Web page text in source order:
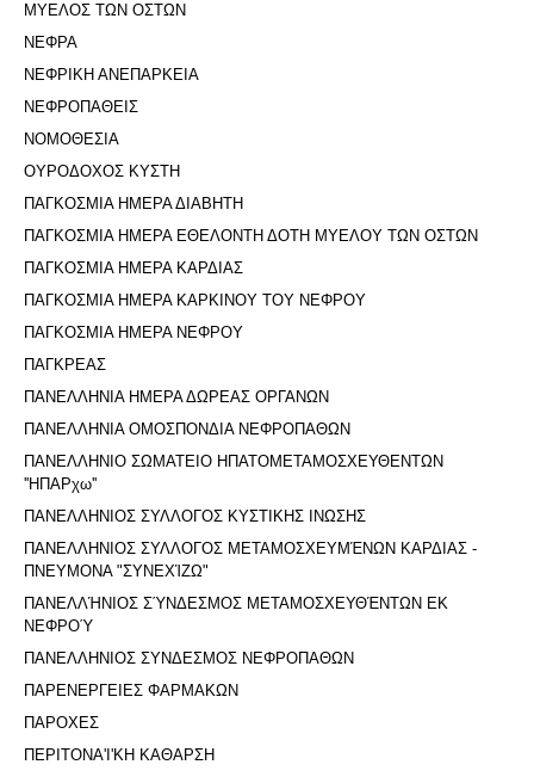
ΜΥΕΛΟΣ ΤΩΝ ΟΣΤΩΝ
ΝΕΦΡΑ
ΝΕΦΡΙΚΗ ΑΝΕΠΑΡΚΕΙΑ
ΝΕΦΡΟΠΑΘΕΙΣ
ΝΟΜΟΘΕΣΙΑ
ΟΥΡΟΔΟΧΟΣ ΚΥΣΤΗ
ΠΑΓΚΟΣΜΙΑ ΗΜΕΡΑ ΔΙΑΒΗΤΗ
ΠΑΓΚΟΣΜΙΑ ΗΜΕΡΑ ΕΘΕΛΟΝΤΗ ΔΟΤΗ ΜΥΕΛΟΥ ΤΩΝ ΟΣΤΩΝ
ΠΑΓΚΟΣΜΙΑ ΗΜΕΡΑ ΚΑΡΔΙΑΣ
ΠΑΓΚΟΣΜΙΑ ΗΜΕΡΑ ΚΑΡΚΙΝΟΥ ΤΟΥ ΝΕΦΡΟΥ
ΠΑΓΚΟΣΜΙΑ ΗΜΕΡΑ ΝΕΦΡΟΥ
ΠΑΓΚΡΕΑΣ
ΠΑΝΕΛΛΗΝΙΑ ΗΜΕΡΑ ΔΩΡΕΑΣ ΟΡΓΑΝΩΝ
ΠΑΝΕΛΛΗΝΙΑ ΟΜΟΣΠΟΝΔΙΑ ΝΕΦΡΟΠΑΘΩΝ
ΠΑΝΕΛΛΗΝΙΟ ΣΩΜΑΤΕΙΟ ΗΠΑΤΟΜΕΤΑΜΟΣΧΕΥΘΕΝΤΩΝ
''ΗΠΑΡχω''
ΠΑΝΕΛΛΗΝΙΟΣ ΣΥΛΛΟΓΟΣ ΚΥΣΤΙΚΗΣ ΙΝΩΣΗΣ
ΠΑΝΕΛΛΗΝΙΟΣ ΣΥΛΛΟΓΟΣ ΜΕΤΑΜΟΣΧΕΥΜΈΝΩΝ ΚΑΡΔΙΑΣ -
ΠΝΕΥΜΟΝΑ "ΣΥΝΕΧΊΖΩ"
ΠΑΝΕΛΛΉΝΙΟΣ ΣΎΝΔΕΣΜΟΣ ΜΕΤΑΜΟΣΧΕΥΘΈΝΤΩΝ ΕΚ
ΝΕΦΡΟΎ
ΠΑΝΕΛΛΗΝΙΟΣ ΣΥΝΔΕΣΜΟΣ ΝΕΦΡΟΠΑΘΩΝ
ΠΑΡΕΝΕΡΓΕΙΕΣ ΦΑΡΜΑΚΩΝ
ΠΑΡΟΧΕΣ
ΠΕΡΙΤΟΝΑ'I'ΚΗ ΚΑΘΑΡΣΗ